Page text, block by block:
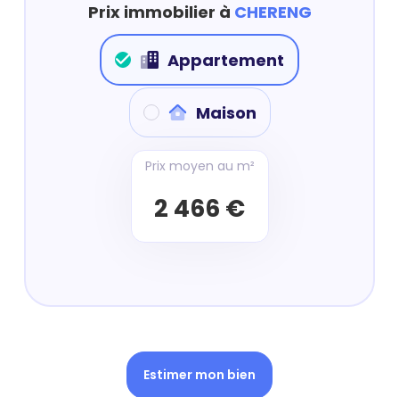
Prix immobilier à CHERENG
Appartement
Maison
Prix moyen au m²
2 466 €
Estimer mon bien